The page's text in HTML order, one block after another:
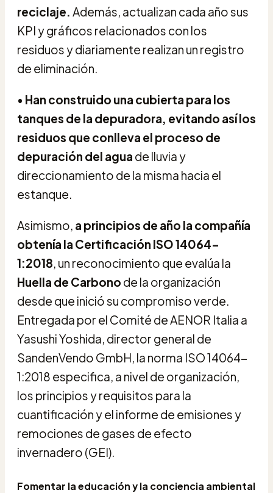
reciclaje. Además, actualizan cada año sus
KPI y gráficos relacionados con los
residuos y diariamente realizan un registro
de eliminación.
• Han construido una cubierta para los
tanques de la depuradora, evitando así los
residuos que conlleva el proceso de
depuración del agua de lluvia y
direccionamiento de la misma hacia el
estanque.
Asimismo, a principios de año la compañía
obtenía la Certificación ISO 14064-
1:2018, un reconocimiento que evalúa la
Huella de Carbono de la organización
desde que inició su compromiso verde.
Entregada por el Comité de AENOR Italia a
Yasushi Yoshida, director general de
SandenVendo GmbH, la norma ISO 14064-
1:2018 especifica, a nivel de organización,
los principios y requisitos para la
cuantificación y el informe de emisiones y
remociones de gases de efecto
invernadero (GEI).
Fomentar la educación y la conciencia ambiental